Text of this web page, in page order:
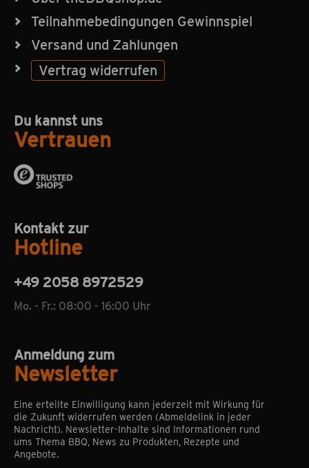
Teilnahmebedingungen Gewinnspiel
Versand und Zahlungen
Vertrag widerrufen
Du kannst uns
Vertrauen
Kontakt zur
Hotline
+49 2058 8972529
Mo. - Fr.: 08:00 - 16:00 Uhr
Anmeldung zum
Newsletter
Eine erteilte Einwilligung kann jederzeit mit Wirkung für
die Zukunft widerrufen werden (Abmeldelink in jeder
Nachricht). Newsletter-Inhalte sind Informationen rund
ums Thema BBQ, News zu Produkten, Rezepte und
Angebote.